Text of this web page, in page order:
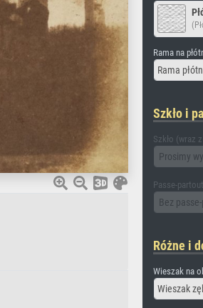
Rama na
Rama
Szkło i
Szkło (wraz
Prosimy
Passe-partout
Bez
Różne i
Wieszak na
Wieszak